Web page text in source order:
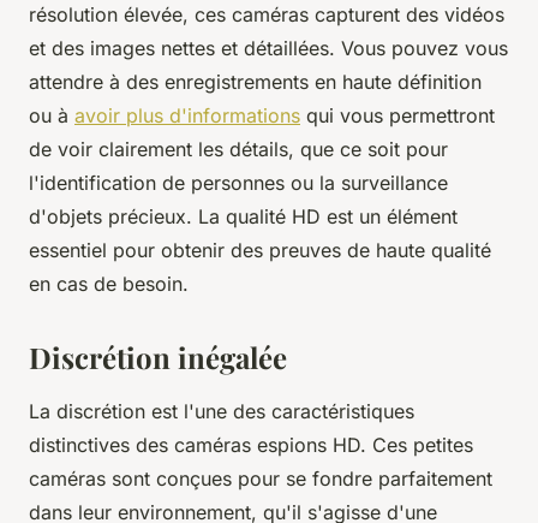
résolution élevée, ces caméras capturent des vidéos
et des images nettes et détaillées. Vous pouvez vous
attendre à des enregistrements en haute définition
ou à avoir plus d'informations qui vous permettront
de voir clairement les détails, que ce soit pour
l'identification de personnes ou la surveillance
d'objets précieux. La qualité HD est un élément
essentiel pour obtenir des preuves de haute qualité
en cas de besoin.
Discrétion inégalée
La discrétion est l'une des caractéristiques
distinctives des caméras espions HD. Ces petites
caméras sont conçues pour se fondre parfaitement
dans leur environnement, qu'il s'agisse d'une